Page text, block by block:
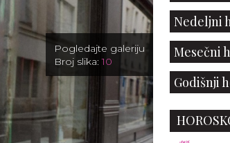
Pogledajte galeriju
Broj slika:10
Nedeljni
Mesečni
Godišnji